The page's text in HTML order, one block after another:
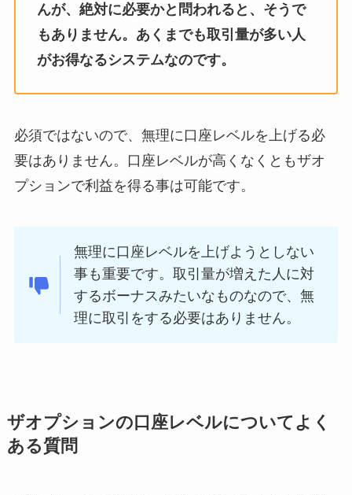
んが、絶対に必要かと問われると、そうで
もありません。あくまでも取引量が多い人
がお得なるシステムなのです。
必須ではないので、無理に口座レベルを上げる必
要はありません。口座レベルが高くなくともザオ
プションで利益を得る事は可能です。
無理に口座レベルを上げようとしない
事も重要です。取引量が増えた人に対
するボーナスみたいなものなので、無
理に取引をする必要はありません。
ザオプションの口座レベルについてよく
ある質問